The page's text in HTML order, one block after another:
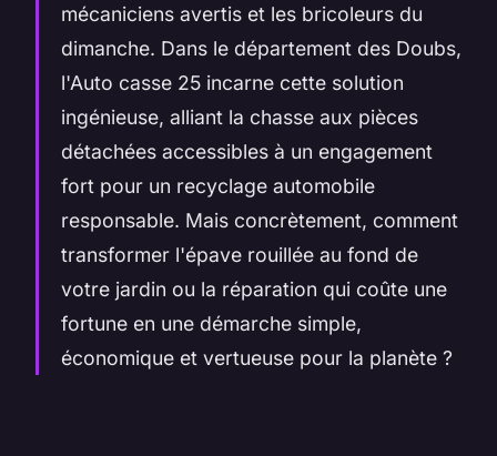
mécaniciens avertis et les bricoleurs du
dimanche. Dans le département des Doubs,
l'Auto casse 25 incarne cette solution
ingénieuse, alliant la chasse aux pièces
détachées accessibles à un engagement
fort pour un recyclage automobile
responsable. Mais concrètement, comment
transformer l'épave rouillée au fond de
votre jardin ou la réparation qui coûte une
fortune en une démarche simple,
économique et vertueuse pour la planète ?